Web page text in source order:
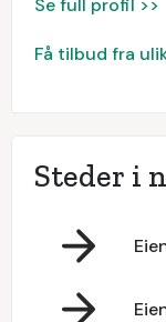
Se full profil >>
Få tilbud fra
Steder i